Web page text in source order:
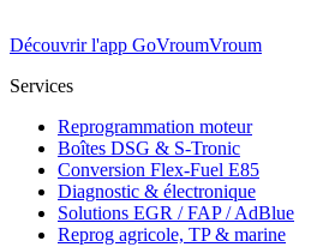
Découvrir l'app GoVroumVroum
Services
Reprogrammation moteur
Boîtes DSG & S-Tronic
Conversion Flex-Fuel E85
Diagnostic & électronique
Solutions EGR / FAP / AdBlue
Reprog agricole, TP & marine